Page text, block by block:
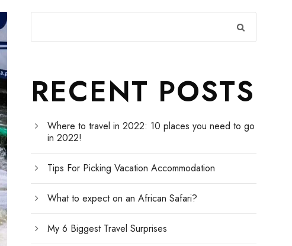
RECENT POSTS
Where to travel in 2022: 10 places you need to go
in 2022!
Tips For Picking Vacation Accommodation
What to expect on an African Safari?
My 6 Biggest Travel Surprises